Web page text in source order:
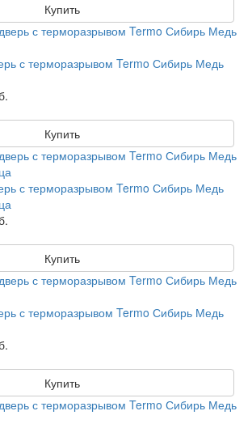
Купить
с терморазрывом Termo Сибирь Медь
Купить
с терморазрывом Termo Сибирь Медь
Купить
с терморазрывом Termo Сибирь Медь
Купить